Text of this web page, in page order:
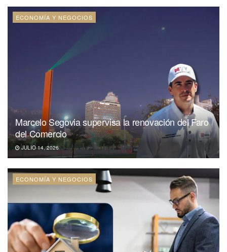
ECONOMÍA Y NEGOCIOS
Marcelo Segovia supervisa la renovación del Faro
del Comercio
JULIO 14, 2026
ECONOMÍA Y NEGOCIOS